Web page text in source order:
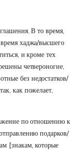
В то время,
хаджа/высшего
и кроме тех
четвероногие,
без недостатков/
как пожелает,
по отношению к
подарков/
[знакам, которые